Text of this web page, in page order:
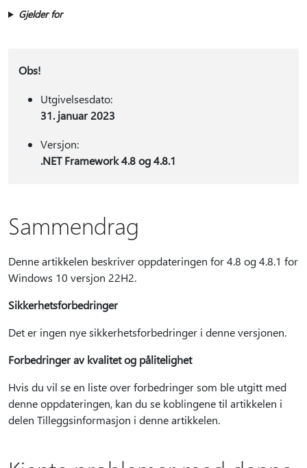
Gjelder for
Obs!
Utgivelsesdato:
31. januar 2023
Versjon:
.NET Framework 4.8 og 4.8.1
Sammendrag
Denne artikkelen beskriver oppdateringen for 4.8 og 4.8.1 for
Windows 10 versjon 22H2.
Sikkerhetsforbedringer
Det er ingen nye sikkerhetsforbedringer i denne versjonen.
Forbedringer av kvalitet og pålitelighet
Hvis du vil se en liste over forbedringer som ble utgitt med
denne oppdateringen, kan du se koblingene til artikkelen i
delen Tilleggsinformasjon i denne artikkelen.